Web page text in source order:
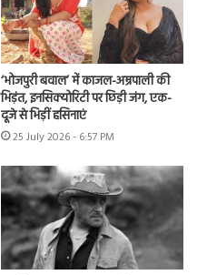
‘भोजपुरी बवाल’ में काजल-अम्रपाली की
भिड़ंत, इनसिक्योरिटी पर छिड़ी जंग, एक-
दूजे से भिड़ीं हसिनाएं
25 July 2026 - 6:57 PM